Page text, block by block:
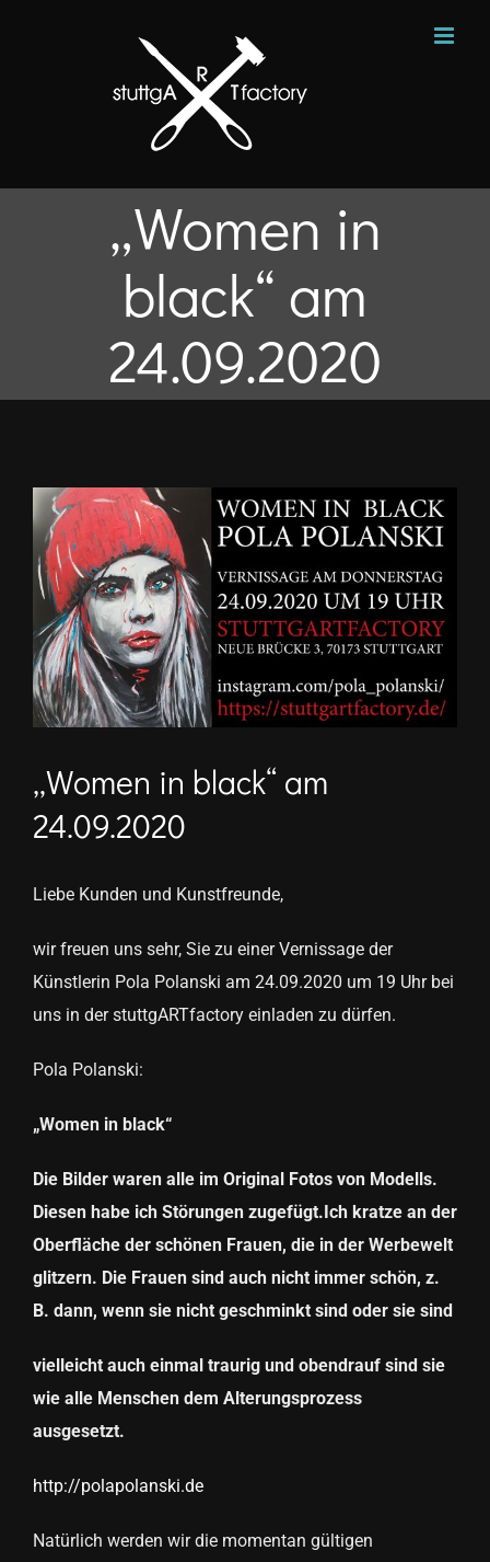
„Women in
black“ am
24.09.2020
Zeige
grösseres
Bild
„Women in black“ am
24.09.2020
Liebe Kunden und Kunstfreunde,
wir freuen uns sehr, Sie zu einer Vernissage der
Künstlerin Pola Polanski am 24.09.2020 um 19 Uhr bei
uns in der stuttgARTfactory einladen zu dürfen.
Pola Polanski:
„Women in black“
Die Bilder waren alle im Original Fotos von Modells.
Diesen habe ich Störungen zugefügt. Ich kratze an der
Oberfläche der schönen Frauen, die in der Werbewelt
glitzern. Die Frauen sind auch nicht immer schön, z.
B. dann, wenn sie nicht geschminkt sind oder sie sind
vielleicht auch einmal traurig und obendrauf sind sie
wie alle Menschen dem Alterungsprozess
ausgesetzt.
http://polapolanski.de
Natürlich werden wir die momentan gültigen